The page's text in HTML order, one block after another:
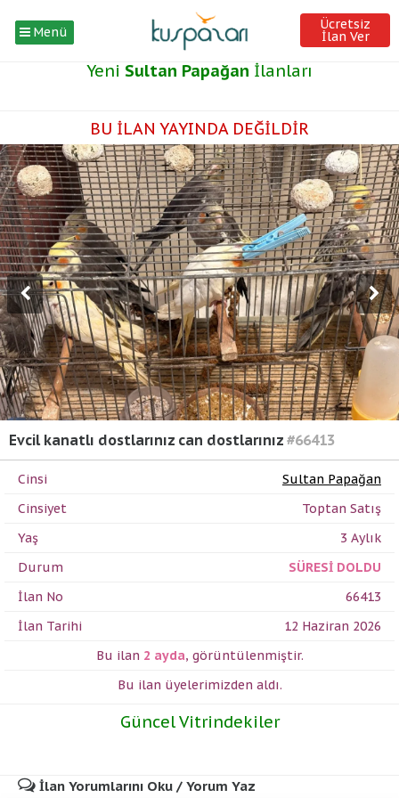
Menü Ücretsiz
İlan Ver
Yeni Sultan Papağan İlanları
BU İLAN YAYINDA DEĞİLDİR
Evcil kanatlı dostlarınız can dostlarınız #66413
Cinsi
Sultan Papağan
Cinsiyet
Toptan Satış
Yaş
3 Aylık
Durum
SÜRESİ DOLDU
İlan No
66413
İlan Tarihi
12 Haziran 2026
Bu ilan 2 ayda, görüntülenmiştir.
Bu ilan üyelerimizden aldı.
Güncel Vitrindekiler
İlan Yorumlarını Oku / Yorum Yaz